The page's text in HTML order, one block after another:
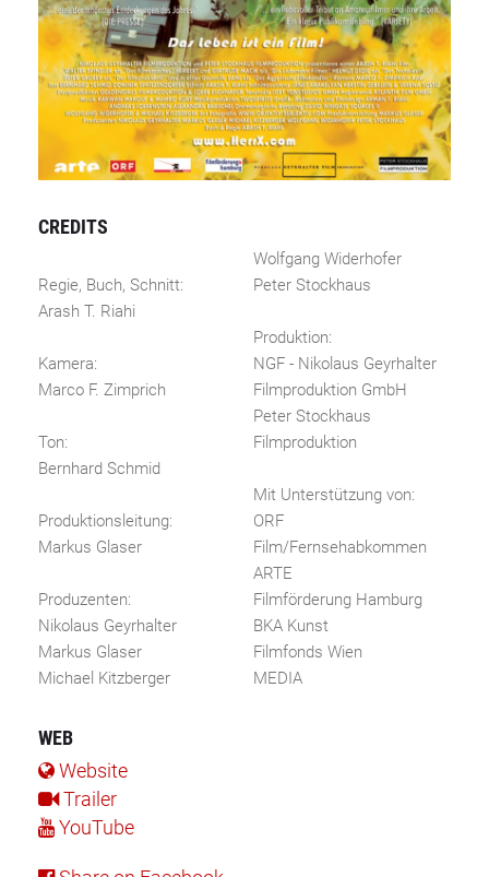
CREDITS
Regie, Buch, Schnitt:
Arash T. Riahi
Kamera:
Marco F. Zimprich
Ton:
Bernhard Schmid
Produktionsleitung:
Markus Glaser
Produzenten:
Nikolaus Geyrhalter
Markus Glaser
Michael Kitzberger
Wolfgang Widerhofer
Peter Stockhaus
Produktion:
NGF - Nikolaus Geyrhalter
Filmproduktion GmbH
Peter Stockhaus
Filmproduktion
Mit Unterstützung von:
ORF
Film/Fernsehabkommen
ARTE
Filmförderung Hamburg
BKA Kunst
Filmfonds Wien
MEDIA
WEB
Website
Trailer
YouTube